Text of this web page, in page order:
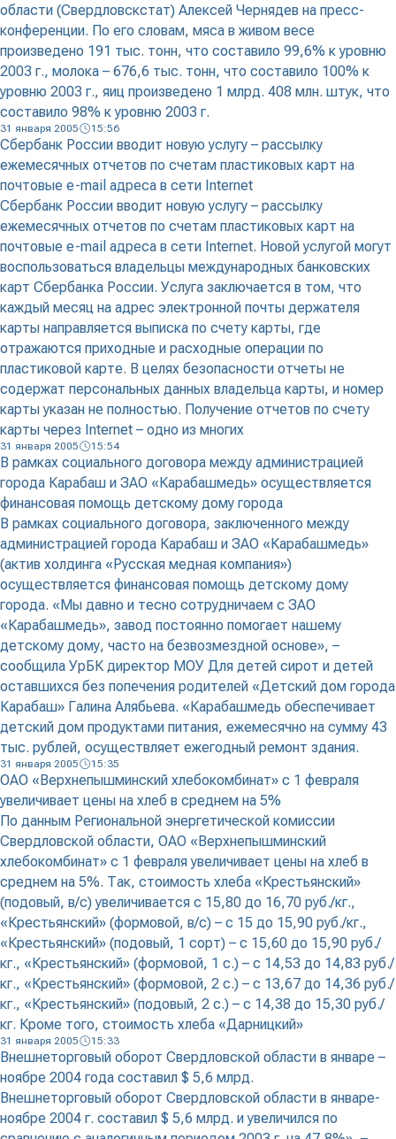
области (Свердловскстат) Алексей Чернядев на пресс-
конференции. По его словам, мяса в живом весе
произведено 191 тыс. тонн, что составило 99,6% к уровню
2003 г., молока – 676,6 тыс. тонн, что составило 100% к
уровню 2003 г., яиц произведено 1 млрд. 408 млн. штук, что
составило 98% к уровню 2003 г.
31 января 2005 15:56
Сбербанк России вводит новую услугу – рассылку
ежемесячных отчетов по счетам пластиковых карт на
почтовые e-mail адреса в сети Internet
Сбербанк России вводит новую услугу – рассылку
ежемесячных отчетов по счетам пластиковых карт на
почтовые e-mail адреса в сети Internet. Новой услугой могут
воспользоваться владельцы международных банковских
карт Сбербанка России. Услуга заключается в том, что
каждый месяц на адрес электронной почты держателя
карты направляется выписка по счету карты, где
отражаются приходные и расходные операции по
пластиковой карте. В целях безопасности отчеты не
содержат персональных данных владельца карты, и номер
карты указан не полностью. Получение отчетов по счету
карты через Internet – одно из многих
31 января 2005 15:54
В рамках социального договора между администрацией
города Карабаш и ЗАО «Карабашмедь» осуществляется
финансовая помощь детскому дому города
В рамках социального договора, заключенного между
администрацией города Карабаш и ЗАО «Карабашмедь»
(актив холдинга «Русская медная компания»)
осуществляется финансовая помощь детскому дому
города. «Мы давно и тесно сотрудничаем с ЗАО
«Карабашмедь», завод постоянно помогает нашему
детскому дому, часто на безвозмездной основе», –
сообщила УрБК директор МОУ Для детей сирот и детей
оставшихся без попечения родителей «Детский дом города
Карабаш» Галина Алябьева. «Карабашмедь обеспечивает
детский дом продуктами питания, ежемесячно на сумму 43
тыс. рублей, осуществляет ежегодный ремонт здания.
31 января 2005 15:35
ОАО «Верхнепышминский хлебокомбинат» с 1 февраля
увеличивает цены на хлеб в среднем на 5%
По данным Региональной энергетической комиссии
Свердловской области, ОАО «Верхнепышминский
хлебокомбинат» с 1 февраля увеличивает цены на хлеб в
среднем на 5%. Так, стоимость хлеба «Крестьянский»
(подовый, в/с) увеличивается с 15,80 до 16,70 руб./кг.,
«Крестьянский» (формовой, в/с) – с 15 до 15,90 руб./кг.,
«Крестьянский» (подовый, 1 сорт) – с 15,60 до 15,90 руб./
кг., «Крестьянский» (формовой, 1 с.) – с 14,53 до 14,83 руб./
кг., «Крестьянский» (формовой, 2 с.) – с 13,67 до 14,36 руб./
кг., «Крестьянский» (подовый, 2 с.) – с 14,38 до 15,30 руб./
кг. Кроме того, стоимость хлеба «Дарницкий»
31 января 2005 15:33
Внешнеторговый оборот Свердловской области в январе –
ноябре 2004 года составил $ 5,6 млрд.
Внешнеторговый оборот Свердловской области в январе-
ноябре 2004 г. составил $ 5,6 млрд. и увеличился по